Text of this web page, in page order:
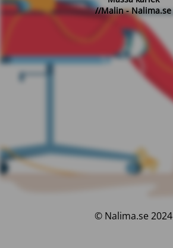
//Malin - Nalima.se
© Nalima.se 2024